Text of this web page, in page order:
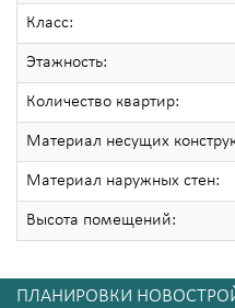
Класс:
Этажность:
Количество квартир:
Материал несущих
Материал наружных стен:
Высота помещений:
ПЛАНИРОВКИ